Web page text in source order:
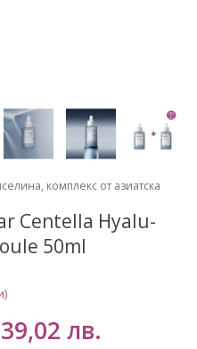
комплекс от азиатска
Centella Hyalu-
50ml
лв.